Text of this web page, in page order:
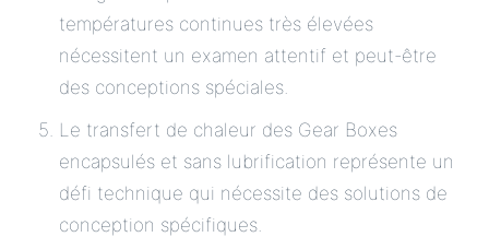
températures continues très élevées
nécessitent un examen attentif et peut-être
des conceptions spéciales.
Le transfert de chaleur des Gear Boxes
encapsulés et sans lubrification représente un
défi technique qui nécessite des solutions de
conception spécifiques.